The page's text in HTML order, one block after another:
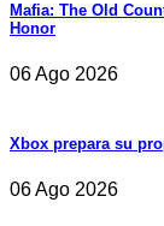
Mafia: The Old
Honor
06 Ago 2026
Xbox prepara su
06 Ago 2026